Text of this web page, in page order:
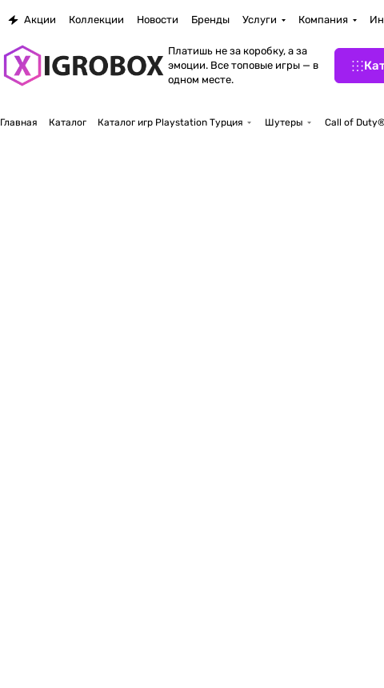
Акции Коллекции Новости Бренды Услуги Компания
Платишь не за коробку, а за
эмоции. Все топовые игры — в
одном месте.
Главная Каталог Каталог игр Playstation Турция Шутеры Call of